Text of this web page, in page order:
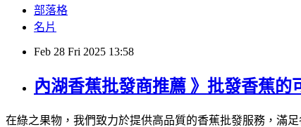
部落格
名片
Feb 28 Fri 2025 13:58
內湖香蕉批發商推薦 》批發香蕉
在綠之果物，我們致力於提供高品質的香蕉批發服務，滿